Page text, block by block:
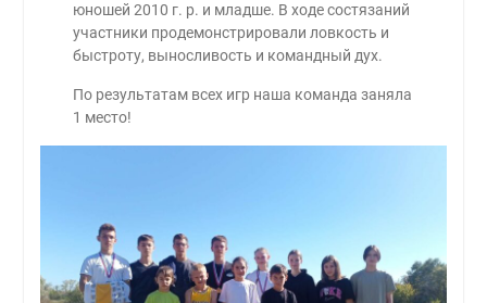
юношей 2010 г. р. и младше. В ходе состязаний
участники продемонстрировали ловкость и
быстроту, выносливость и командный дух.
По результатам всех игр наша команда заняла
1 место!